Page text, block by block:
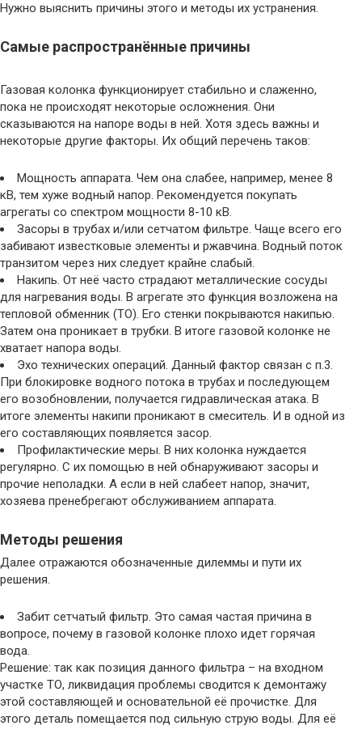
Нужно выяснить причины этого и методы их устранения.
Самые распространённые причины
Газовая колонка функционирует стабильно и слаженно,
пока не происходят некоторые осложнения. Они
сказываются на напоре воды в ней. Хотя здесь важны и
некоторые другие факторы. Их общий перечень таков:
Мощность аппарата. Чем она слабее, например, менее 8
кВ, тем хуже водный напор. Рекомендуется покупать
агрегаты со спектром мощности 8-10 кВ.
Засоры в трубах и/или сетчатом фильтре. Чаще всего его
забивают известковые элементы и ржавчина. Водный поток
транзитом через них следует крайне слабый.
Накипь. От неё часто страдают металлические сосуды
для нагревания воды. В агрегате это функция возложена на
тепловой обменник (ТО). Его стенки покрываются накипью.
Затем она проникает в трубки. В итоге газовой колонке не
хватает напора воды.
Эхо технических операций. Данный фактор связан с п.3.
При блокировке водного потока в трубах и последующем
его возобновлении, получается гидравлическая атака. В
итоге элементы накипи проникают в смеситель. И в одной из
его составляющих появляется засор.
Профилактические меры. В них колонка нуждается
регулярно. С их помощью в ней обнаруживают засоры и
прочие неполадки. А если в ней слабеет напор, значит,
хозяева пренебрегают обслуживанием аппарата.
Методы решения
Далее отражаются обозначенные дилеммы и пути их
решения.
Забит сетчатый фильтр. Это самая частая причина в
вопросе, почему в газовой колонке плохо идет горячая
вода.
Решение: так как позиция данного фильтра – на входном
участке ТО, ликвидация проблемы сводится к демонтажу
этой составляющей и основательной её прочистке. Для
этого деталь помещается под сильную струю воды. Для её